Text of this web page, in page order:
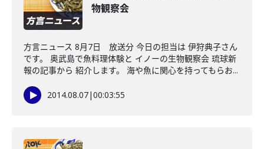
物観察会
方言ニュース 8月7日 放送分 今日の担当は 伊狩典子さん
です。 奥武島で魚料理体験と イノーの生物観察会 琉球新
報の記事から 紹介します。 海や魚に関心を持ってもらお...
2014.08.07|00:03:55